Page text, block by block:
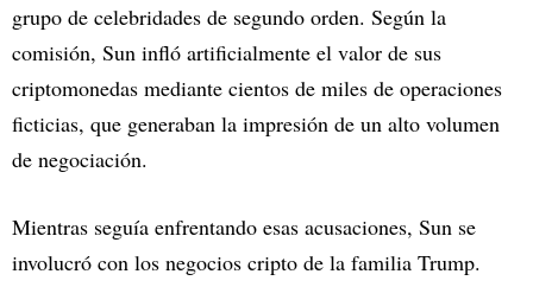
grupo de celebridades de segundo orden. Según la
comisión, Sun infló artificialmente el valor de sus
criptomonedas mediante cientos de miles de operaciones
ficticias, que generaban la impresión de un alto volumen
de negociación.
Mientras seguía enfrentando esas acusaciones, Sun se
involucró con los negocios cripto de la familia Trump.